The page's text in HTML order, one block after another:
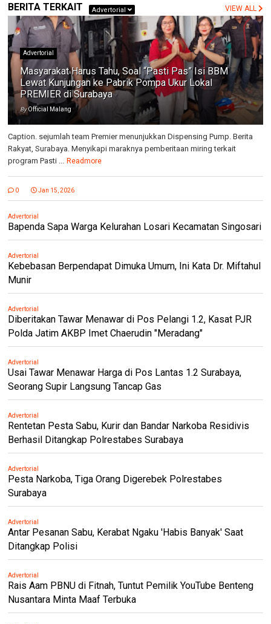
BERITA TERKAIT Advertorial VIEW ALL
Advertorial
Masyarakat Harus Tahu, Soal “Pasti Pas” Isi BBM
Lewat Kunjungan ke Pabrik Pompa Ukur Lokal
PREMIER di Surabaya
ByOfficial Malang
Caption. sejumlah team Premier menunjukkan Dispensing Pump. Berita
Rakyat, Surabaya. Menyikapi maraknya pemberitaan miring terkait
program Pasti ...
Readmore
0 Jan 15, 2026
Advertorial
Bapenda Sapa Warga Kelurahan Losari Kecamatan Singosari
Advertorial
Kebebasan Berpendapat Dimuka Umum, Ini Kata Dr. Miftahul
Munir
Advertorial
Diberitakan Tawar Menawar di Pos Pelangi 1.2, Kasat PJR
Polda Jatim AKBP Imet Chaerudin "Meradang"
Advertorial
Usai Tawar Menawar Harga di Pos Lantas 1.2 Surabaya,
Seorang Supir Langsung Tancap Gas
Advertorial
Rentetan Pesta Sabu, Kurir dan Bandar Narkoba Residivis
Berhasil Ditangkap Polrestabes Surabaya
Advertorial
Pesta Narkoba, Tiga Orang Digerebek Polrestabes
Surabaya
Advertorial
Antar Pesanan Sabu, Kerabat Ngaku 'Habis Banyak' Saat
Ditangkap Polisi
Advertorial
Rais Aam PBNU di Fitnah, Tuntut Pemilik YouTube Benteng
Nusantara Minta Maaf Terbuka